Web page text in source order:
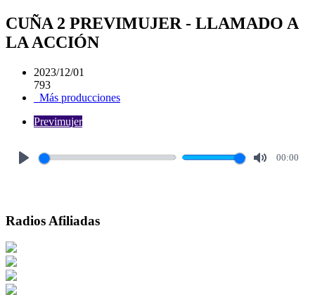
CUÑA 2 PREVIMUJER - LLAMADO A
LA ACCIÓN
2023/12/01
793
Más producciones
Previmujer
00:00
Radios Afiliadas